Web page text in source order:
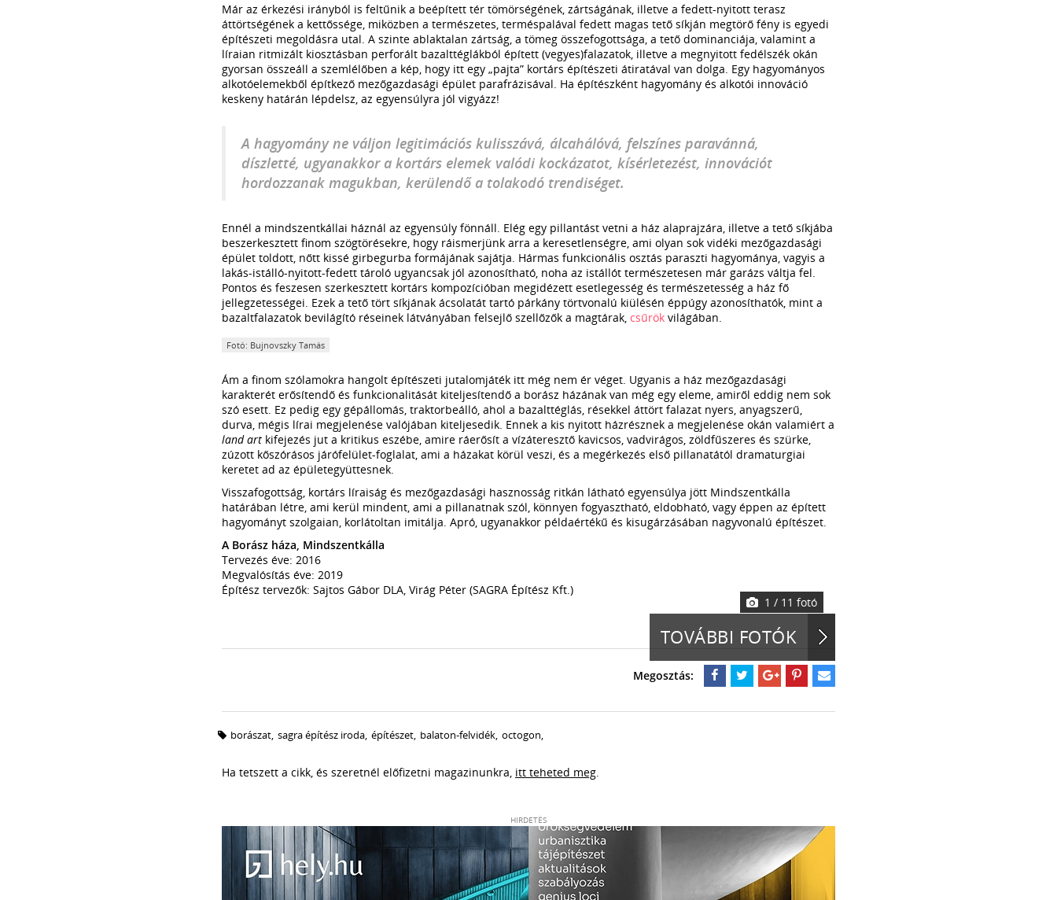
Már az érkezési irányból is feltűnik a beépített tér tömörségének, zártságának, illetve a fedett-nyitott terasz
áttörtségének a kettőssége, miközben a természetes, terméspalával fedett magas tető síkján megtörő fény is egyedi
építészeti megoldásra utal. A szinte ablaktalan zártság, a tömeg összefogottsága, a tető dominanciája, valamint a
líraian ritmizált kiosztásban perforált bazalttéglákból épített (vegyes)falazatok, illetve a megnyitott fedélszék okán
gyorsan összeáll a szemlélőben a kép, hogy itt egy „pajta” kortárs építészeti átiratával van dolga. Egy hagyományos
alkotóelemekből építkező mezőgazdasági épület parafrázisával. Ha építészként hagyomány és alkotói innováció
keskeny határán lépdelsz, az egyensúlyra jól vigyázz!
A hagyomány ne váljon legitimációs kulisszává, álcahálóvá, felszínes paravánná,
díszletté, ugyanakkor a kortárs elemek valódi kockázatot, kísérletezést, innovációt
hordozzanak magukban, kerülendő a tolakodó trendiséget.
Ennél a mindszentkállai háznál az egyensúly fönnáll. Elég egy pillantást vetni a ház alaprajzára, illetve a tető síkjába
beszerkesztett finom szögtörésekre, hogy ráismerjünk arra a keresetlenségre, ami olyan sok vidéki mezőgazdasági
épület toldott, nőtt kissé girbegurba formájának sajátja. Hármas funkcionális osztás paraszti hagyománya, vagyis a
lakás-istálló-nyitott-fedett tároló ugyancsak jól azonosítható, noha az istállót természetesen már garázs váltja fel.
Pontos és feszesen szerkesztett kortárs kompozícióban megidézett esetlegesség és természetesség a ház fő
jellegzetességei. Ezek a tető tört síkjának ácsolatát tartó párkány törtvonalú kiülésén éppúgy azonosíthatók, mint a
bazaltfalazatok bevilágító réseinek látványában felsejlő szellőzők a magtárak, csűrök világában.
Fotó: Bujnovszky Tamás
Ám a finom szólamokra hangolt építészeti jutalomjáték itt még nem ér véget. Ugyanis a ház mezőgazdasági
karakterét erősítendő és funkcionalitását kiteljesítendő a borász házának van még egy eleme, amiről eddig nem sok
szó esett. Ez pedig egy gépállomás, traktorbeálló, ahol a bazalttéglás, résekkel áttört falazat nyers, anyagszerű,
durva, mégis lírai megjelenése valójában kiteljesedik. Ennek a kis nyitott házrésznek a megjelenése okán valamiért a
land art kifejezés jut a kritikus eszébe, amire ráerősít a vízáteresztő kavicsos, vadvirágos, zöldfűszeres és szürke,
zúzott kőszórásos járófelület-foglalat, ami a házakat körül veszi, és a megérkezés első pillanatától dramaturgiai
keretet ad az épületegyüttesnek.
Visszafogottság, kortárs líraiság és mezőgazdasági hasznosság ritkán látható egyensúlya jött Mindszentkálla
határában létre, ami kerül mindent, ami a pillanatnak szól, könnyen fogyasztható, eldobható, vagy éppen az épített
hagyományt szolgaian, korlátoltan imitálja. Apró, ugyanakkor példaértékű és kisugárzásában nagyvonalú építészet.
A Borász háza, Mindszentkálla
Tervezés éve: 2016
Megvalósítás éve: 2019
Építész tervezők: Sajtos Gábor DLA, Virág Péter (SAGRA Építész Kft.)
1 / 11 fotó
borászat, sagra építész iroda, építészet, balaton-felvidék, octogon,
Ha tetszett a cikk, és szeretnél előfizetni magazinunkra, itt teheted meg.
HIRDETÉS